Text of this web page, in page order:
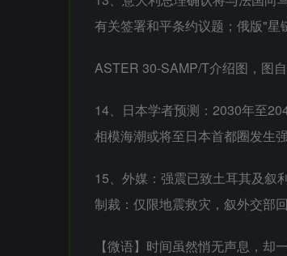
有关签署和平条约议题；俄版"星
ASTER 30-SAMP/T介绍图，图
14、日本学者预测：2030年至
相模海潮或将至日本首都圈发生
15、外媒：强震已致土耳其及叙
制裁：仅限地震救灾，叙外交部
【微语】时间虽然悄无声息，却